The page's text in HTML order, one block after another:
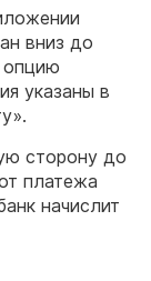
вниз до
опцию
указаны в
сторону до
платежа
начислит